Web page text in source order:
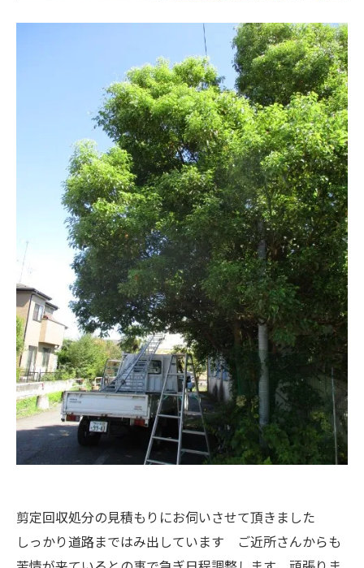
剪定回収処分の見積もりにお伺いさせて頂きました
しっかり道路まではみ出しています ご近所さんからも